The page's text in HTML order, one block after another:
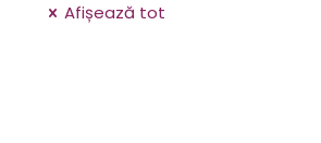
Afișează tot